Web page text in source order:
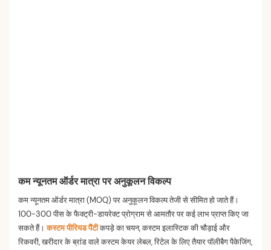
कम न्यूनतम ऑर्डर मात्रा पर अनुकूलन विकल्प
कम न्यूनतम ऑर्डर मात्रा (MOQ) पर अनुकूलन विकल्प तेजी से सीमित हो जाते हैं।
100-300 पीस के फैक्ट्री-डायरेक्ट प्रोग्राम से आमतौर पर कई लाभ प्राप्त किए जा
सकते हैं। कस्टम पीरियड पैंटीकपड़े का चयन, कस्टम इलास्टिक की चौड़ाई और
रिकवरी, खरीदार के ब्रांड वाले कस्टम केयर लेबल, रिटेल के लिए तैयार पॉलीबैग पैकेजिंग,